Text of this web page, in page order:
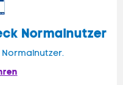
Normalnutzer
Normalnutzer.